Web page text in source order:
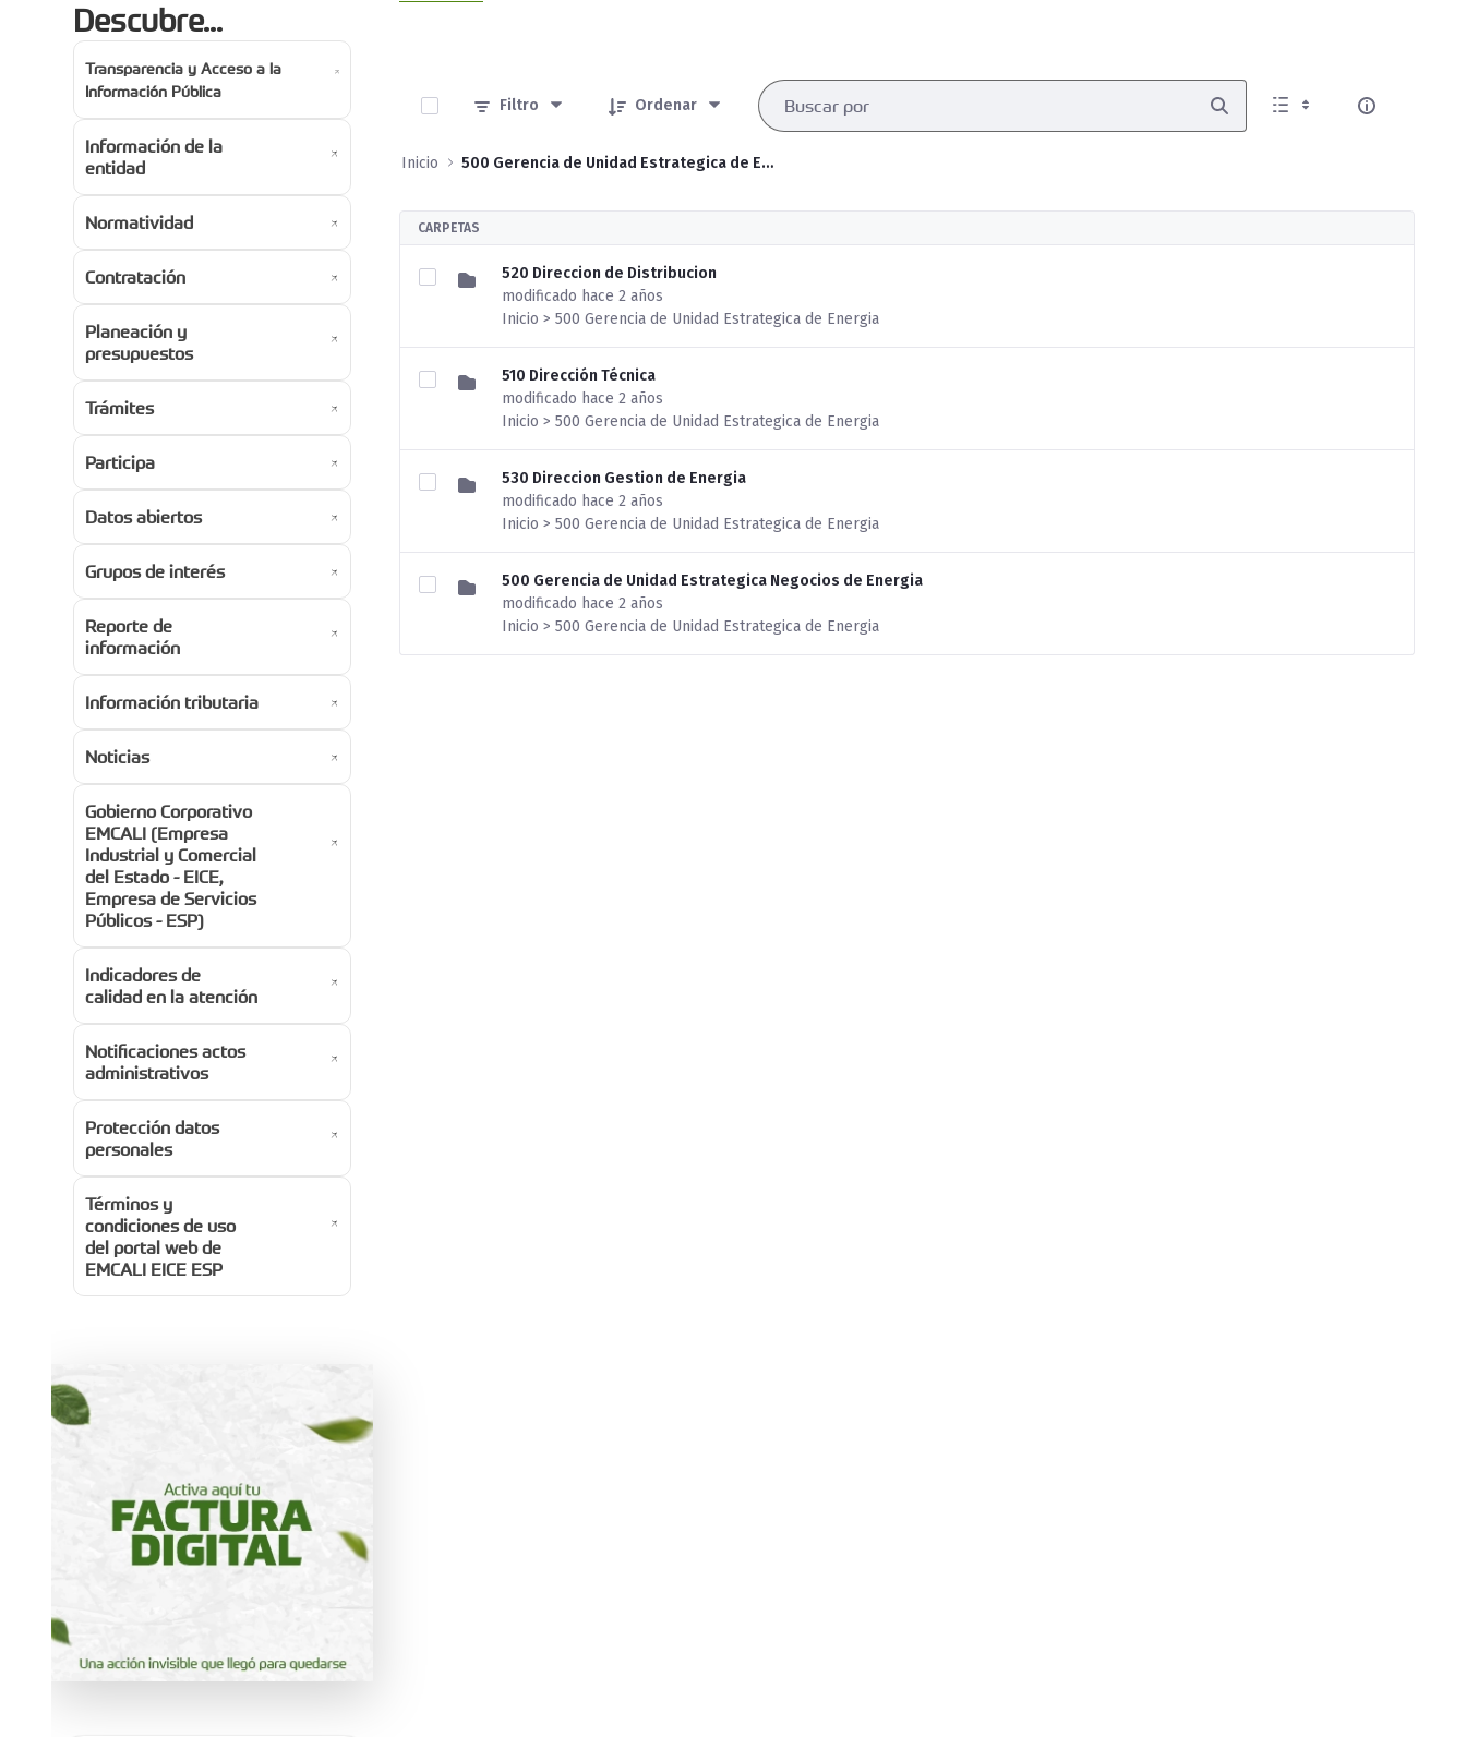
Descubre...
Transparencia y Acceso a la
Información Pública
Información de la
entidad
Normatividad
Contratación
Planeación y
presupuestos
Trámites
Participa
Datos abiertos
Grupos de interés
Reporte de
información
Información tributaria
Noticias
Gobierno Corporativo
EMCALI (Empresa
Industrial y Comercial
del Estado - EICE,
Empresa de Servicios
Públicos - ESP)
Indicadores de
calidad en la atención
Notificaciones actos
administrativos
Protección datos
personales
Términos y
condiciones de uso
del portal web de
EMCALI EICE ESP
Filtro
Ordenar
Inicio 500 Gerencia de Unidad Estrategica de Energia
CARPETAS
520 Direccion de Distribucion
modificado hace 2 años
Inicio > 500 Gerencia de Unidad Estrategica de Energia
510 Dirección Técnica
modificado hace 2 años
Inicio > 500 Gerencia de Unidad Estrategica de Energia
530 Direccion Gestion de Energia
modificado hace 2 años
Inicio > 500 Gerencia de Unidad Estrategica de Energia
500 Gerencia de Unidad Estrategica Negocios de Energia
modificado hace 2 años
Inicio > 500 Gerencia de Unidad Estrategica de Energia